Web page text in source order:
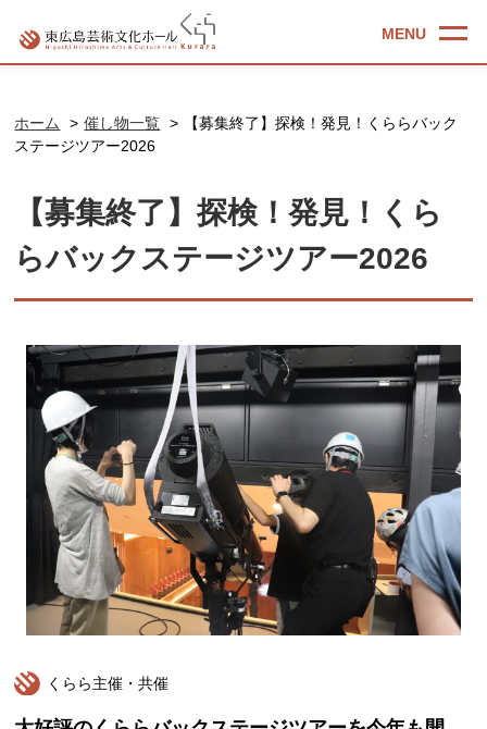
ホーム 催し物一覧
【募集終了】探検！発見！くららバック
ステージツアー2026
【募集終了】探検！発見！くら
らバックステージツアー2026
くらら主催・共催